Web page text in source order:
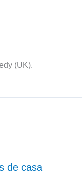
(UK).
de casa